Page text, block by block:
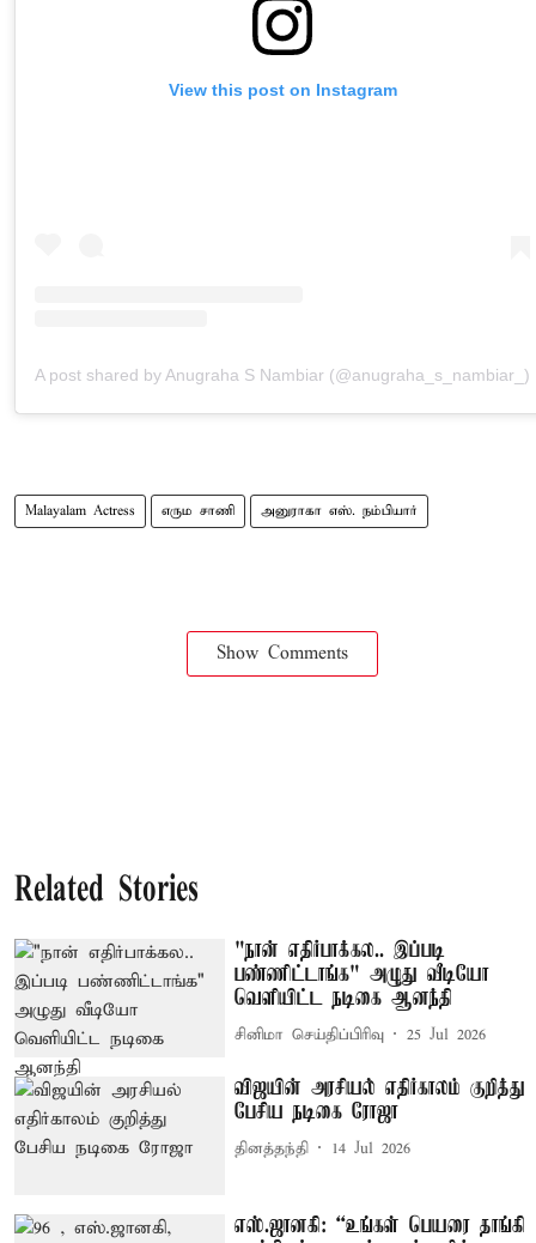
View this post on Instagram
A post shared by Anugraha S Nambiar (@anugraha_s_nambiar_)
Malayalam Actress எரும சாணி அனுராகா எஸ். நம்பியார்
Show Comments
Related Stories
"நான் எதிர்பாக்கல.. இப்படி
பண்ணிட்டாங்க" அழுது வீடியோ
வெளியிட்ட நடிகை ஆனந்தி
சினிமா செய்திப்பிரிவு 25 Jul 2026
விஜயின் அரசியல் எதிர்காலம் குறித்து
பேசிய நடிகை ரோஜா
தினத்தந்தி 14 Jul 2026
எஸ்.ஜானகி: “உங்கள் பெயரை தாங்கி